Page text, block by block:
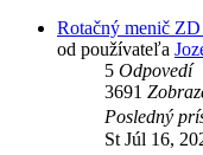
Rotačný menič ZD
od používateľa
5 Odpovedí
3691
Posledný
St Júl 16,